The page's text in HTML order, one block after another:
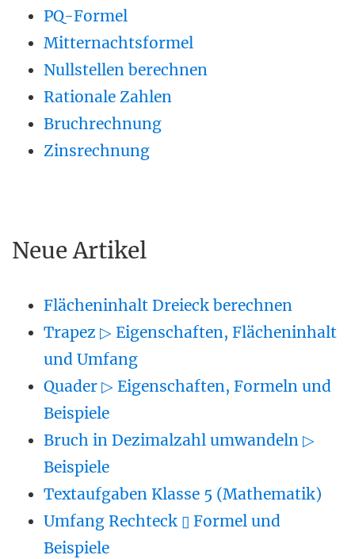
PQ-Formel
Mitternachtsformel
Nullstellen berechnen
Rationale Zahlen
Bruchrechnung
Zinsrechnung
Neue Artikel
Flächeninhalt Dreieck berechnen
Trapez ▷ Eigenschaften, Flächeninhalt
und Umfang
Quader ▷ Eigenschaften, Formeln und
Beispiele
Bruch in Dezimalzahl umwandeln ▷
Beispiele
Textaufgaben Klasse 5 (Mathematik)
Umfang Rechteck ▯ Formel und
Beispiele